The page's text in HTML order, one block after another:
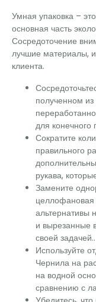
Умная упаковка –
основная часть
Сосредоточение
лучшие материалы,
клиента.
полученном
для конечного
Сократите
правильного
рукава,
Замените
целлофановая
альтернативы
и вырезанные
своей задачей..
Используйте
Чернила на
на водной
сравнению с